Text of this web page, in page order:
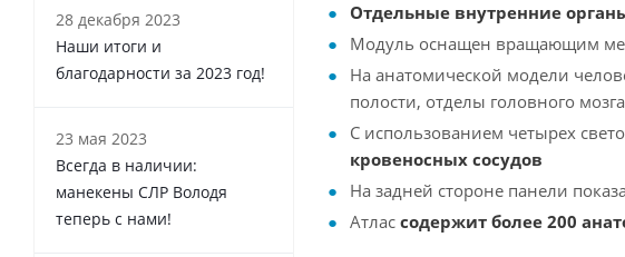
Отдельные внутренние
Модуль оснащен вращающим
На анатомической модели
полости, отделы головного
С использованием четырех
кровеносных сосудов
На задней стороне панели
Атлас содержит более 200
28 декабря 2023
Наши итоги и
благодарности за 2023 год!
23 мая 2023
Всегда в наличии:
манекены СЛР Володя
теперь с нами!